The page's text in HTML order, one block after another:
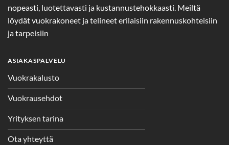
nopeasti, luotettavasti ja kustannustehokkaasti. Meiltä
löydät vuokrakoneet ja telineet erilaisiin rakennuskohteisiin
ja tarpeisiin
ASIAKASPALVELU
Vuokrakalusto
Vuokrausehdot
Yrityksen tarina
Ota yhteyttä